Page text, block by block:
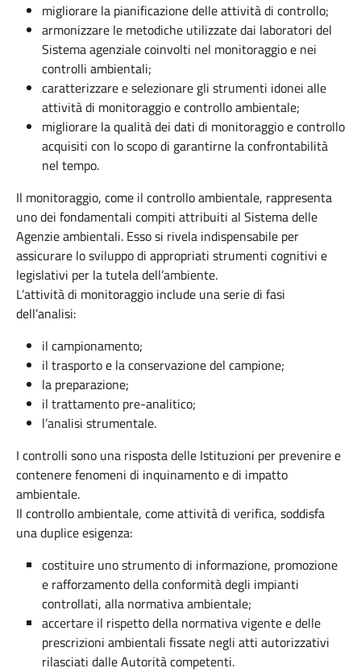
migliorare la pianificazione delle attività di controllo;
armonizzare le metodiche utilizzate dai laboratori del
Sistema agenziale coinvolti nel monitoraggio e nei
controlli ambientali;
caratterizzare e selezionare gli strumenti idonei alle
attività di monitoraggio e controllo ambientale;
migliorare la qualità dei dati di monitoraggio e controllo
acquisiti con lo scopo di garantirne la confrontabilità
nel tempo.
Il monitoraggio, come il controllo ambientale, rappresenta
uno dei fondamentali compiti attribuiti al Sistema delle
Agenzie ambientali. Esso si rivela indispensabile per
assicurare lo sviluppo di appropriati strumenti cognitivi e
legislativi per la tutela dell’ambiente.
L’attività di monitoraggio include una serie di fasi
dell’analisi:
il campionamento;
il trasporto e la conservazione del campione;
la preparazione;
il trattamento pre-analitico;
l’analisi strumentale.
I controlli sono una risposta delle Istituzioni per prevenire e
contenere fenomeni di inquinamento e di impatto
ambientale.
Il controllo ambientale, come attività di verifica, soddisfa
una duplice esigenza:
costituire uno strumento di informazione, promozione
e rafforzamento della conformità degli impianti
controllati, alla normativa ambientale;
accertare il rispetto della normativa vigente e delle
prescrizioni ambientali fissate negli atti autorizzativi
rilasciati dalle Autorità competenti.